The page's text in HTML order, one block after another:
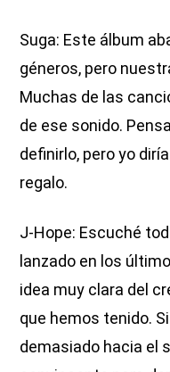
Suga: Este álbum
géneros, pero
Muchas de las
de ese sonido.
definirlo, pero yo
regalo.
J-Hope: Escuché
lanzado en los
idea muy clara del
que hemos tenido.
demasiado hacia el